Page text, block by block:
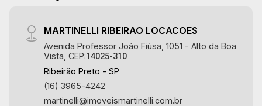
MARTINELLI RIBEIRAO LOCACOES
Avenida Professor João Fiúsa, 1051 - Alto da Boa
Vista, CEP:14025-310
Ribeirão Preto - SP
(16) 3965-4242
martinelli@imoveismartinelli.com.br